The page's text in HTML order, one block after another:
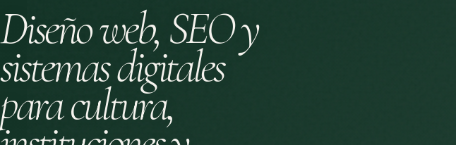
Diseño web, SEO y
sistemas digitales
para cultura,